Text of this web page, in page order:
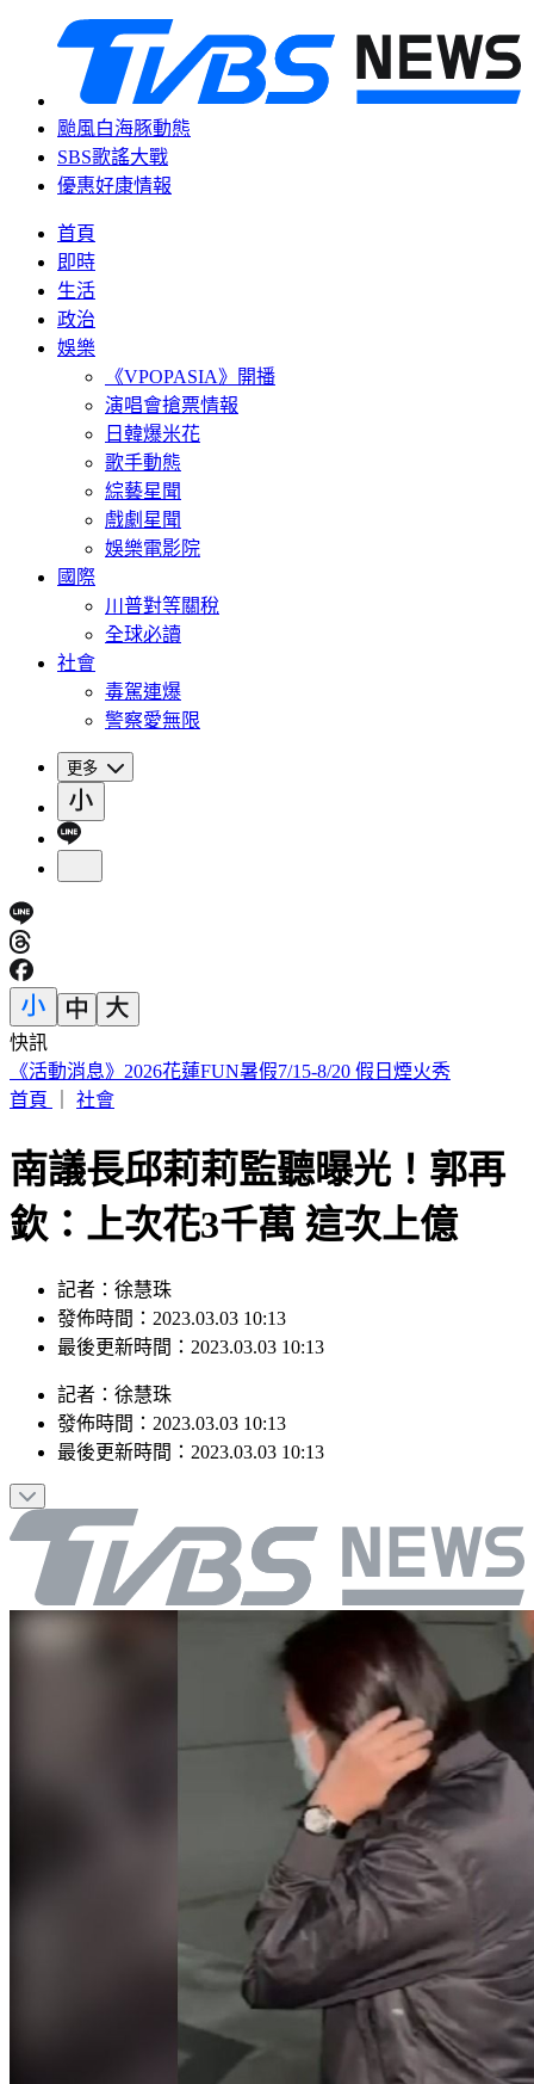
颱風白海豚動態
SBS歌謠大戰
優惠好康情報
首頁
即時
生活
政治
娛樂
《VPOPASIA》開播
演唱會搶票情報
日韓爆米花
歌手動態
綜藝星聞
戲劇星聞
娛樂電影院
國際
川普對等關稅
全球必讀
社會
毒駕連爆
警察愛無限
更多
快訊
《活動消息》2026花蓮FUN暑假7/15-8/20 假日煙火秀
首頁
社會
南議長邱莉莉監聽曝光！郭再
欽：上次花3千萬 這次上億
記者：徐慧珠
發佈時間：2023.03.03 10:13
最後更新時間：2023.03.03 10:13
記者 ： 徐慧珠
發佈時間： 2023.03.03 10:13
最後更新時間： 2023.03.03 10:13